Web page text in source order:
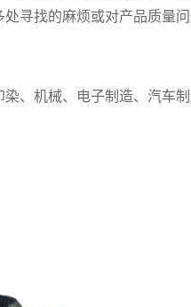
寻找的麻烦或对产品质量
、机械、电子制造、汽车